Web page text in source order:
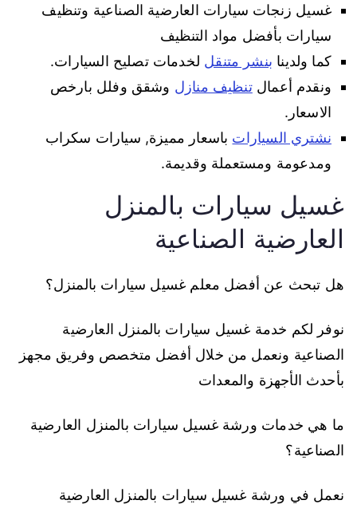
غسيل زنجات سيارات العارضية الصناعية وتنظيف
سيارات بأفضل مواد التنظيف
كما ولدينا بنشر متنقل لخدمات تصليح السيارات.
ونقدم أعمالتنظيف منازل وشقق وفلل بارخص
الاسعار.
نشتري السيارات باسعار مميزة, سيارات سكراب
ومدعومة ومستعملة وقديمة.
غسيل سيارات بالمنزل
العارضية الصناعية
هل تبحث عن أفضل معلم غسيل سيارات بالمنزل؟
نوفر لكم خدمة غسيل سيارات بالمنزل العارضية
الصناعية ونعمل من خلال أفضل متخصص وفريق مجهز
بأحدث الأجهزة والمعدات
ما هي خدمات ورشة غسيل سيارات بالمنزل العارضية
الصناعية؟
نعمل في ورشة غسيل سيارات بالمنزل العارضية